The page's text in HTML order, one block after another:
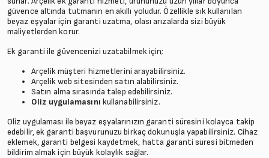
güvence altında tutmanın en akıllı yoludur. Özellikle sık kullanılan
beyaz eşyalar için garanti uzatma, olası arızalarda sizi büyük
maliyetlerden korur.
Ek garanti ile güvencenizi uzatabilmek için;
Arçelik müşteri hizmetlerini arayabilirsiniz.
Arçelik web sitesinden satın alabilirsiniz.
Satın alma sırasında talep edebilirsiniz.
Oliz uygulamasını kullanabilirsiniz.
Oliz uygulaması ile beyaz eşyalarınızın garanti süresini kolayca takip
edebilir, ek garanti başvurunuzu birkaç dokunuşla yapabilirsiniz. Cihaz
eklemek, garanti belgesi kaydetmek, hatta garanti süresi bitmeden
bildirim almak için büyük kolaylık sağlar.